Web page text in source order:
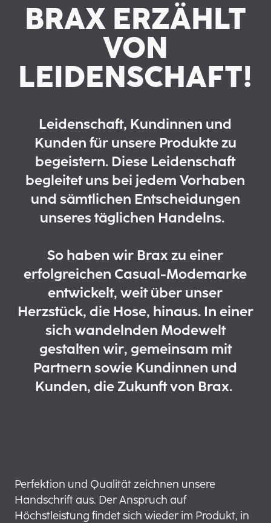
BRAX ERZÄHLT
VON
LEIDENSCHAFT!
Leidenschaft, Kundinnen und
Kunden für unsere Produkte zu
begeistern. Diese Leidenschaft
begleitet uns bei jedem Vorhaben
und sämtlichen Entscheidungen
unseres täglichen Handelns.
So haben wir Brax zu einer
erfolgreichen Casual-Modemarke
entwickelt, weit über unser
Herzstück, die Hose, hinaus. In einer
sich wandelnden Modewelt
gestalten wir, gemeinsam mit
Partnern sowie Kundinnen und
Kunden, die Zukunft von Brax.
Perfektion und Qualität zeichnen unsere
Handschrift aus. Der Anspruch auf
Höchstleistung findet sich wieder im Produkt, in